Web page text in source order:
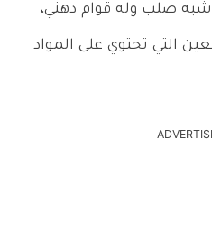
صلب وله قوام دهني،
التي تحتوي على المواد